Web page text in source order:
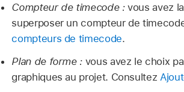
Compteur de timecode :vous avez
superposer un compteur de
compteurs de timecode.
Plan de forme : vous avez le choix
graphiques au projet. Consultez